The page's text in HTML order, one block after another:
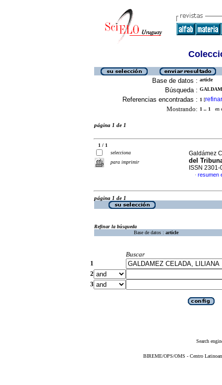
Base de datos : article
Búsqueda :
Referencias encontradas : 1 [refinar
Mostrando: 1 .. 1 en
página 1 de 1
1 / 1
selecciona
para imprimir
Galdámez
del
ISSN 2301-
· resumen
página 1 de 1
Refinar la búsqueda
Base de datos : article
Buscar
1
2
3
Search
BIREME/OPS/OMS - Centro